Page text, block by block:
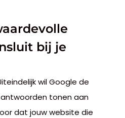
bij je
wil Google de
tonen aan
dat jouw website die